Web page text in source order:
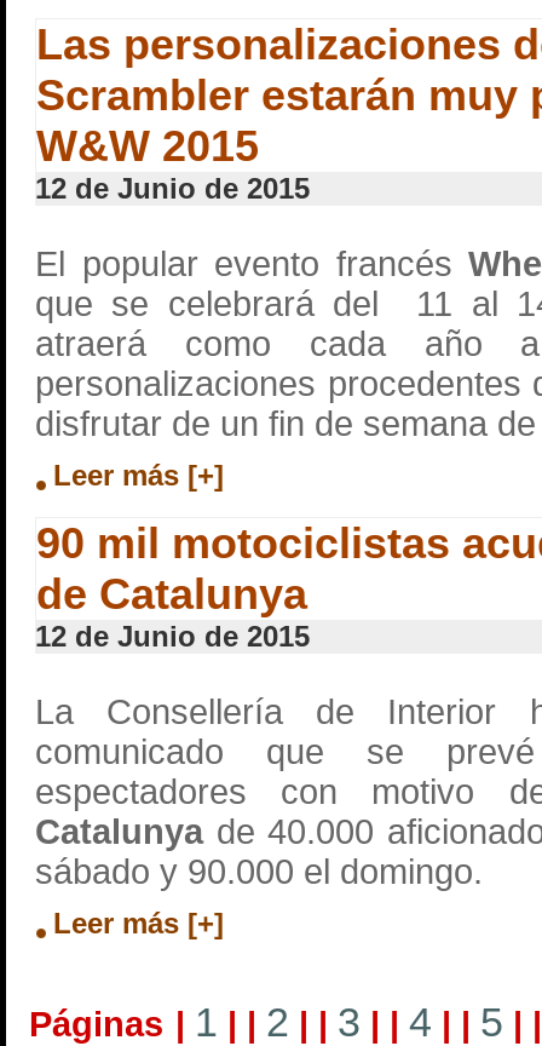
Las personalizaciones
Scrambler estarán muy
W&W 2015
12 de Junio de 2015
El popular evento francés
que se celebrará del 11 al
atraerá como cada año
personalizaciones procedentes
disfrutar de un fin de semana
Leer más [+]
90 mil motociclistas
de Catalunya
12 de Junio de 2015
La Consellería de Interior
comunicado que se
espectadores con motivo
Catalunya de 40.000
sábado y 90.000 el domingo.
Leer más [+]
Páginas | 1 | | 2 | | 3 | | 4 | | 5 |